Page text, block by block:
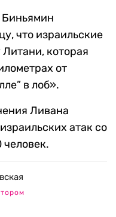
что израильские
которая
от
в лоб».
Ливана
атак со
человек.